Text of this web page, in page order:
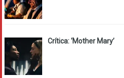
Crítica: ‘Mother Mary’